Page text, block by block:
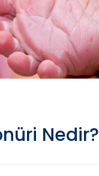
Nedir?